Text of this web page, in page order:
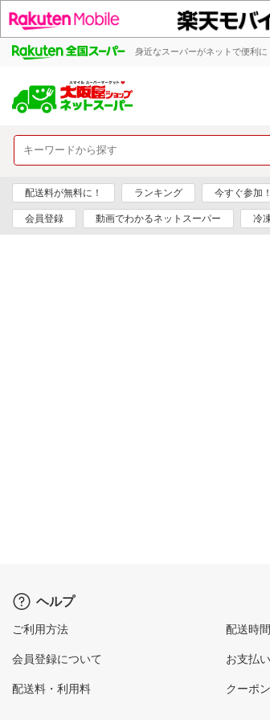
身近なスーパーがネットで便利に
配送料が無料に！ ランキング 今すぐ参加
会員登録 動画でわかるネットスーパー 冷
ヘルプ
ご利用方法
会員登録について
配送料・利用料
配送時間
お支払
クーポ